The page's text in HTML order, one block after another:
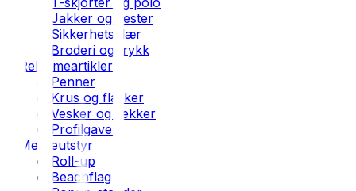
Jakker og vester
Sikkerhetsklær
Broderi og trykk
Reklameartikler
Penner
Krus og flasker
Vesker og sekker
Profilgaver
Messeutstyr
Roll-up
Beachflag